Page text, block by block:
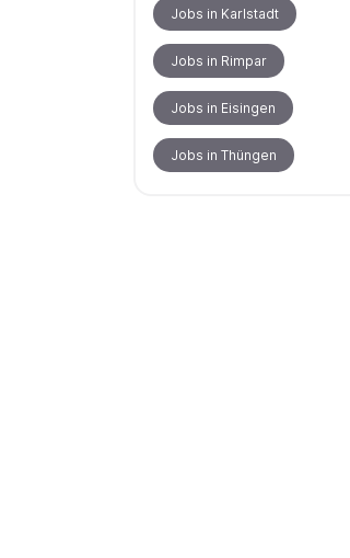
Jobs in Karlstadt
Jobs in Rimpar
Jobs in Eisingen
Jobs in Thüngen